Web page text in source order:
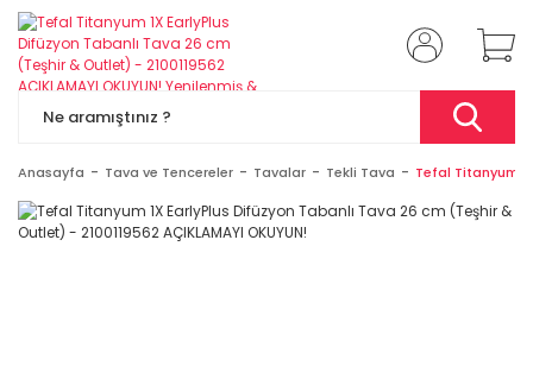
Anasayfa Tava ve Tencereler Tavalar Tekli Tava Tefal Titanyum